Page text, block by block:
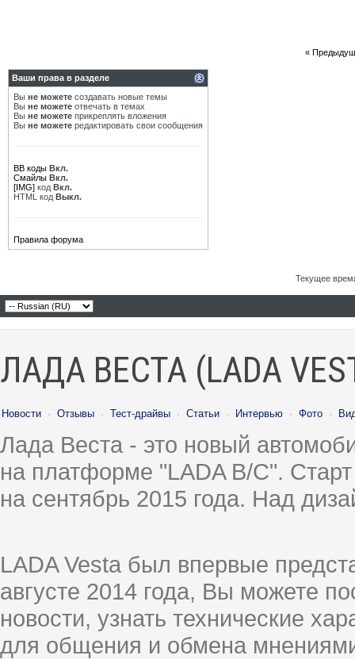
«
Ваши права в разделе
Вы не можете создавать новые темы
Вы не можете отвечать в темах
Вы не можете прикреплять вложения
Вы не можете редактировать свои сообщения
BB коды Вкл.
Смайлы Вкл.
[IMG] код Вкл.
HTML код Выкл.
Правила форума
Текущее
ЛАДА ВЕСТА (LADA
Новости · Отзывы · Тест-драйвы · Статьи · Интервью · Фото ·
Лада Веста - это новый
на платформе "LADA B/C".
на сентябрь 2015 года. Над
LADA Vesta был впервые
августе 2014 года, Вы можете
новости, узнать технические
для общения и обмена